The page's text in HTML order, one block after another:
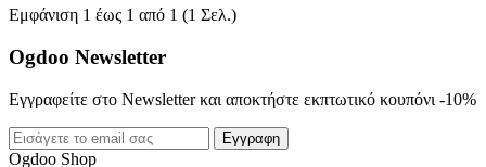
Εμφάνιση 1 έως 1 από 1 (1 Σελ.)
Ogdoo Newsletter
Εγγραφείτε στο Newsletter και αποκτήστε εκπτωτικό κουπόνι -10%
Εγγραφη
Ogdoo Shop